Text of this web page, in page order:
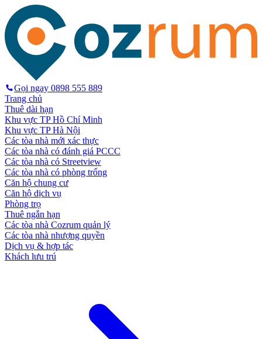
Gọi ngay 0898 555 889
Trang chủ
Thuê dài hạn
Khu vực TP Hồ Chí Minh
Khu vực TP Hà Nội
Các tòa nhà mới xác thực
Các tòa nhà có đánh giá PCCC
Các tòa nhà có Streetview
Các tòa nhà có phòng trống
Căn hộ chung cư
Căn hộ dịch vụ
Phòng trọ
Thuê ngắn hạn
Các tòa nhà Cozrum quản lý
Các tòa nhà nhượng quyền
Dịch vụ & hợp tác
Khách lưu trú